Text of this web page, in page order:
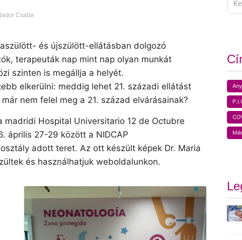
Csaba
és újszülött-ellátásban dolgozó
terapeuták nap mint nap olyan munkát
szinten is megállja a helyét.
elkerülni: meddig lehet 21. századi ellátást
nem felel meg a 21. század elvárásainak?
Hospital Universitario 12 de Octubre
április 27-29 között a NIDCAP
adott teret. Az ott készült képek Dr. Maria
és használhatjuk weboldalunkon.